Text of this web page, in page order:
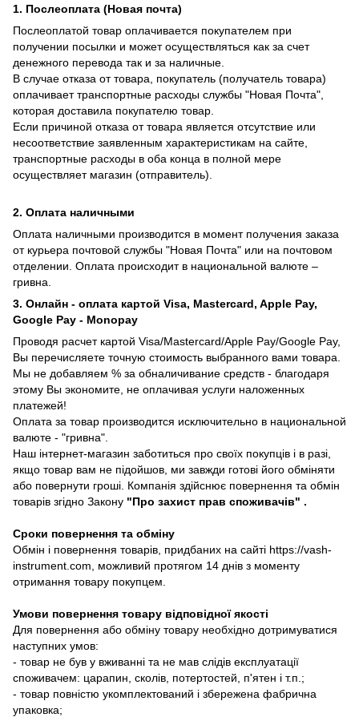
1. Послеоплата (Новая почта)
Послеоплатой товар оплачивается покупателем при
получении посылки и может осуществляться как за счет
денежного перевода так и за наличные.
В случае отказа от товара, покупатель (получатель товара)
оплачивает транспортные расходы службы "Новая Почта",
которая доставила покупателю товар.
Если причиной отказа от товара является отсутствие или
несоответствие заявленным характеристикам на сайте,
транспортные расходы в оба конца в полной мере
осуществляет магазин (отправитель).
2. Оплата наличными
Оплата наличными производится в момент получения заказа
от курьера почтовой службы "Новая Почта" или на почтовом
отделении. Оплата происходит в национальной валюте –
гривна.
3. Онлайн - оплата картой Visa, Mastercard, Apple Pay,
Google Pay - Monopay
Проводя расчет картой Visa/Mastercard/Apple Pay/Google Pay,
Вы перечисляете точную стоимость выбранного вами товара.
Мы не добавляем % за обналичивание средств - благодаря
этому Вы экономите, не оплачивая услуги наложенных
платежей!
Оплата за товар производится исключительно в национальной
валюте - "гривна".
Наш інтернет-магазин заботиться про своїх покупців і в разі,
якщо товар вам не підойшов, ми завжди готові його обміняти
або повернути гроші. Компанія здійснює повернення та обмін
товарів згідно Закону "Про захист прав споживачів" .
Сроки повернення та обміну
Обмін і повернення товарів, придбаних на сайті https://vash-
instrument.com, можливий протягом 14 днів з моменту
отримання товару покупцем.
Умови повернення товару відповідної якості
Для повернення або обміну товару необхідно дотримуватися
наступних умов:
- товар не був у вживанні та не мав слідів експлуатації
споживачем: царапин, сколів, потертостей, п'ятен і т.п.;
- товар повністю укомплектований і збережена фабрична
упаковка;